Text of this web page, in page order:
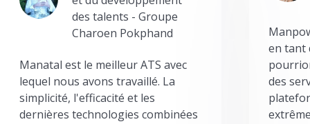
des talents - Groupe
Charoen Pokphand
Manatal est le meilleur ATS avec
lequel nous avons travaillé. La
simplicité, l'efficacité et les
dernières technologies combinées
en tant
des